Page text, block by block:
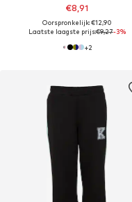
€8,91
Oorspronkelijk: €12,90
Laatste laagste prijs:€9,27-3%
+2